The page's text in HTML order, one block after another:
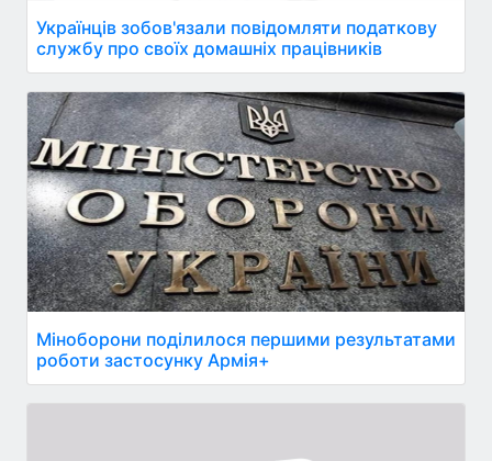
Українців зобов'язали повідомляти податкову
службу про своїх домашніх працівників
Міноборони поділилося першими результатами
роботи застосунку Армія+